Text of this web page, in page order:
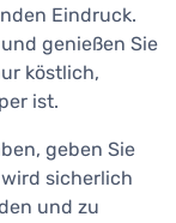
Eindruck.
genießen Sie
köstlich,
ist.
geben Sie
sicherlich
und zu